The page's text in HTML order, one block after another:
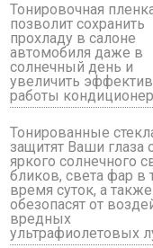
Тонировочная
позволит сохранить
прохладу в салоне
автомобиля даже в
солнечный день и
увеличить
работы
Тонированные
защитят Ваши глаза
яркого солнечного
бликов, света фар в
время суток, а также
обезопасят от
вредных
ультрафиолетовых